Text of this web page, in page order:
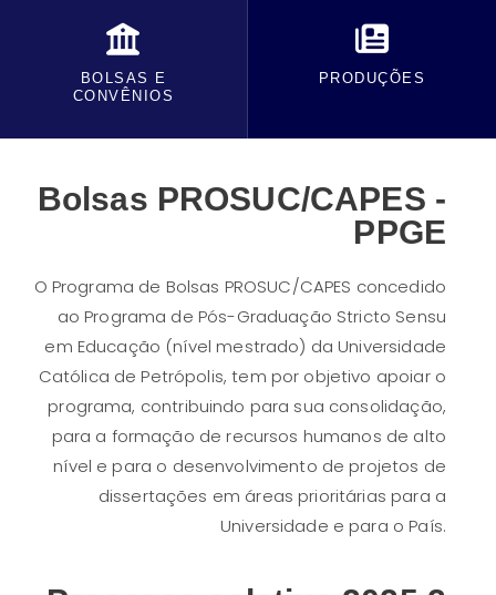
BOLSAS E
CONVÊNIOS
PRODUÇÕES
Bolsas PROSUC/CAPES -
PPGE
O Programa de Bolsas PROSUC/CAPES concedido
ao Programa de Pós-Graduação Stricto Sensu
em Educação (nível mestrado) da Universidade
Católica de Petrópolis, tem por objetivo apoiar o
programa, contribuindo para sua consolidação,
para a formação de recursos humanos de alto
nível e para o desenvolvimento de projetos de
dissertações em áreas prioritárias para a
Universidade e para o País.